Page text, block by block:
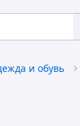
и обувь